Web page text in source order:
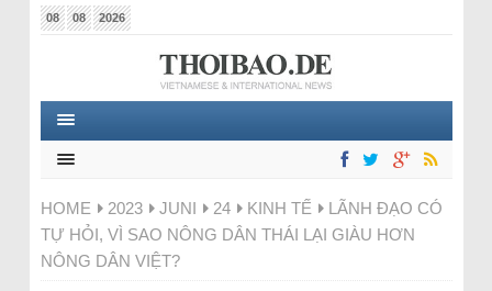
08 08 2026
HOME 2023 JUNI 24 KINH TẾ
LÃNH ĐẠO CÓ
TỰ HỎI, VÌ SAO NÔNG DÂN THÁI LẠI GIÀU HƠN
NÔNG DÂN VIỆT?